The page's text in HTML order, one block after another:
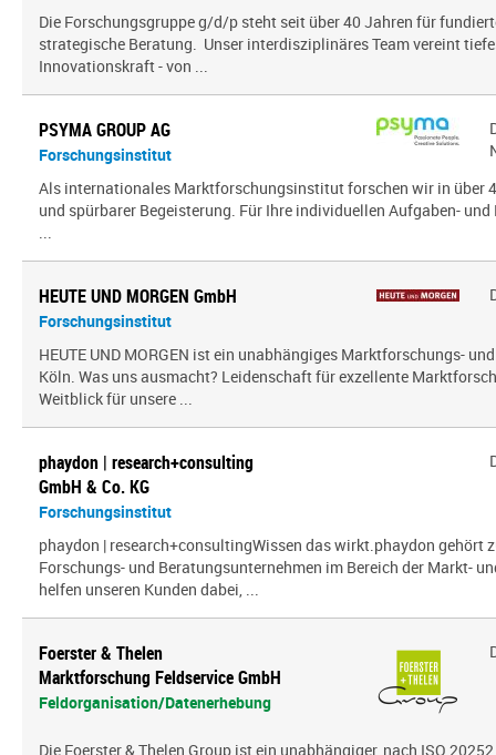
Die Forschungsgruppe g/d/p steht seit über 40 Jahren für
strategische Beratung. Unser interdisziplinäres Team vereint
Innovationskraft - von ...
PSYMA GROUP AG
Forschungsinstitut
Als internationales Marktforschungsinstitut forschen wir in über
und spürbarer Begeisterung. Für Ihre individuellen Aufgaben-
...
HEUTE UND MORGEN GmbH
Forschungsinstitut
HEUTE UND MORGEN ist ein unabhängiges Marktforschungs-
Köln. Was uns ausmacht? Leidenschaft für exzellente
Weitblick für unsere ...
phaydon | research+consulting
GmbH & Co. KG
Forschungsinstitut
phaydon | research+consultingWissen das wirkt.phaydon gehört
Forschungs- und Beratungsunternehmen im Bereich der Markt-
helfen unseren Kunden dabei, ...
Foerster & Thelen
Marktforschung Feldservice GmbH
Feldorganisation/Datenerhebung
Die Foerster & Thelen Group ist ein unabhängiger, nach ISO